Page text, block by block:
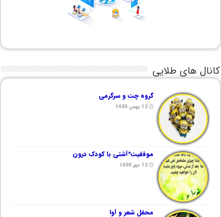
کانال های طلایی
گروه چت و سرگرمی
12 بهمن 1400
موفقیت*آشتی با کودک درون
12 مهر 1400
محفل شعر و آوا